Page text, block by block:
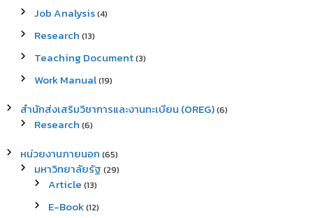
Job Analysis(4)
Research (13)
Teaching Document(3)
Work Manual(19)
สำนักส่งเสริมวิชาการและงานทะเบียน (OREG)(6)
Research (6)
หน่วยงานภายนอก (65)
มหาวิทยาลัยรัฐ (29)
Article (13)
E-Book(12)